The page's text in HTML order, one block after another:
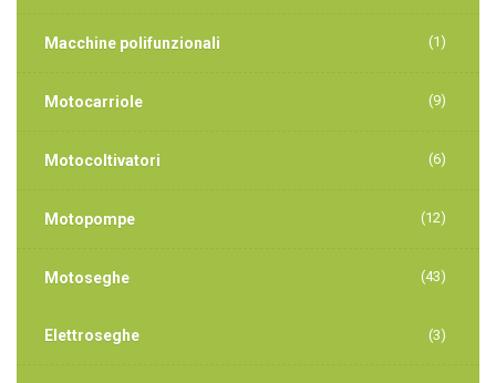
Macchine polifunzionali (1)
Motocarriole (9)
Motocoltivatori (6)
Motopompe (12)
Motoseghe (43)
Elettroseghe (3)